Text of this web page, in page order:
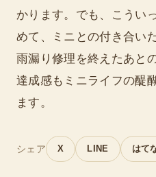
かります。でも、こうい
めて、ミニとの付き合い
雨漏り修理を終えたあと
達成感もミニライフの醍
ます。
シェア X LINE はて